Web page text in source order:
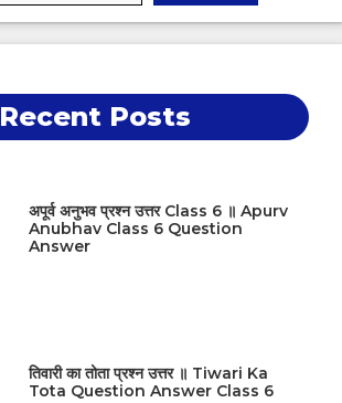
Recent Posts
अपूर्व अनुभव प्रश्न उत्तर Class 6 ॥ Apurv
Anubhav Class 6 Question
Answer
तिवारी का तोता प्रश्न उत्तर ॥ Tiwari Ka
Tota Question Answer Class 6